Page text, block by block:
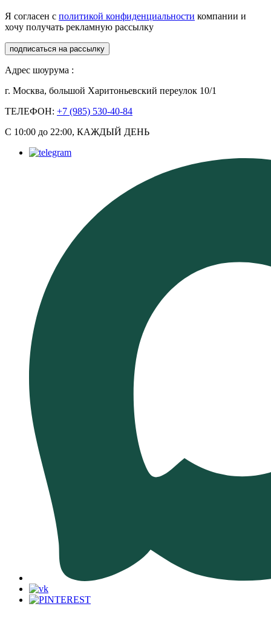
Я согласен с политикой конфиденциальности компании и
хочу получать рекламную рассылку
подписаться на рассылку
Адрес шоурума :
г. Москва, большой Харитоньевский переулок 10/1
ТЕЛЕФОН: +7 (985) 530-40-84
С 10:00 до 22:00, КАЖДЫЙ ДЕНЬ